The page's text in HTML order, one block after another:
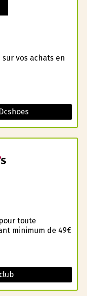
vos achats en
toute
minimum de 49€